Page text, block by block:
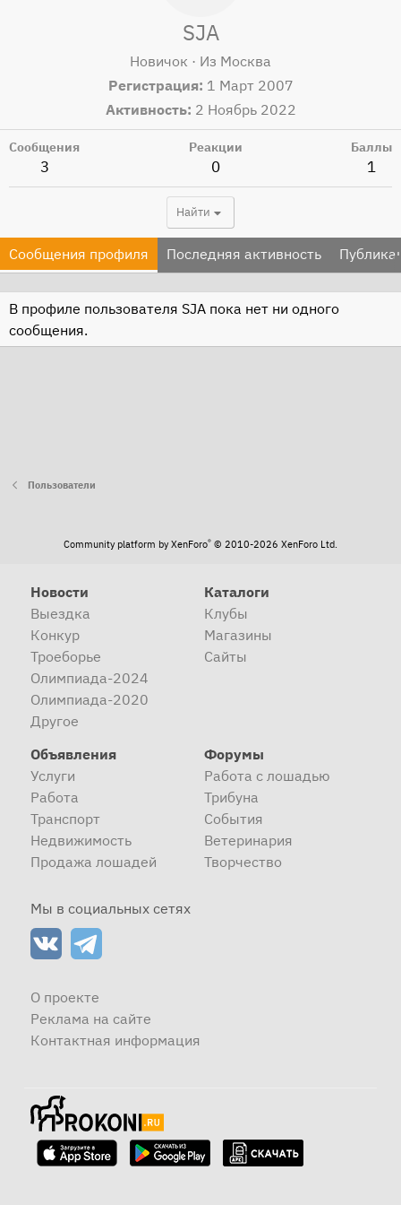
SJA
Новичок · Из Москва
Регистрация 1 Март 2007
Активность 2 Ноябрь 2022
Сообщения
3
Реакции
0
Баллы
1
Найти
Сообщения профиля Последняя активность
В профиле пользователя SJA пока нет ни одного
сообщения.
Пользователи
Community platform by XenForo® © 2010-2026 XenForo Ltd.
Новости
Выездка
Конкур
Троеборье
Олимпиада-2024
Олимпиада-2020
Другое
Каталоги
Клубы
Магазины
Сайты
Объявления
Услуги
Работа
Транспорт
Недвижимость
Продажа лошадей
Форумы
Работа с лошадью
Трибуна
События
Ветеринария
Творчество
Мы в социальных сетях
О проекте
Реклама на сайте
Контактная информация